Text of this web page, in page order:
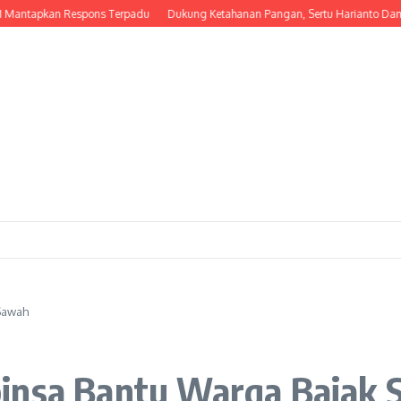
Respons Terpadu Dukung Ketahanan Pangan, Sertu Harianto
Bantu Warga Bajak